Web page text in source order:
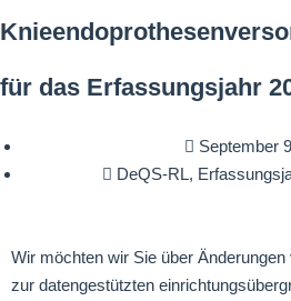
für das Erfassungsjahr
September
DeQS-RL,
Wir möchten wir Sie über
zur datengestützten